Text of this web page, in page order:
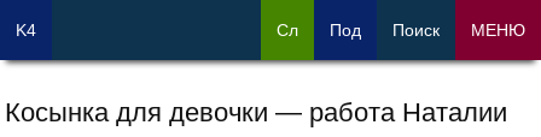
Косынка для девочки — работа Наталии
K4 Сл Под Поиск МЕНЮ